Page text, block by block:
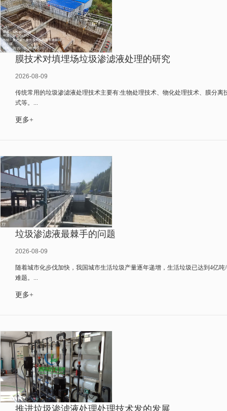
膜技术对填埋场垃圾渗滤液处理的研究
2026-08-09
传统常用的垃圾渗滤液处理技术主要有:生物处理技术、物化处理技术、膜分
式等。...
更多+
垃圾渗滤液最棘手的问题
2026-08-09
随着城市化步伐加快，我国城市生活垃圾产量逐年递增，生活垃圾已达到4亿
难题。...
更多+
推进垃圾渗滤液处理处理技术发的发展